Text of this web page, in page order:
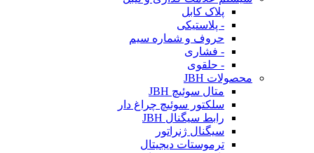
پلاک کابل
- پلاستیکی
حروف و شماره سیم
- فشاری
- حلقوی
محصولات JBH
متال سوئیچ JBH
سلکتور سوئیچ چراغ دار
رابط سیگنال JBH
سیگنال ژنراتور
ترموستات دیجیتال